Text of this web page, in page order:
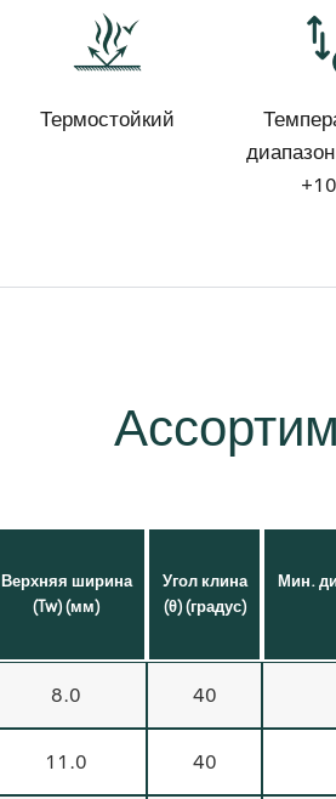
Термостойкий
Верхняя ширина
(Tw) (мм)
Угол клина
(θ) (градус)
Мин.
8.0 40
11.0 40